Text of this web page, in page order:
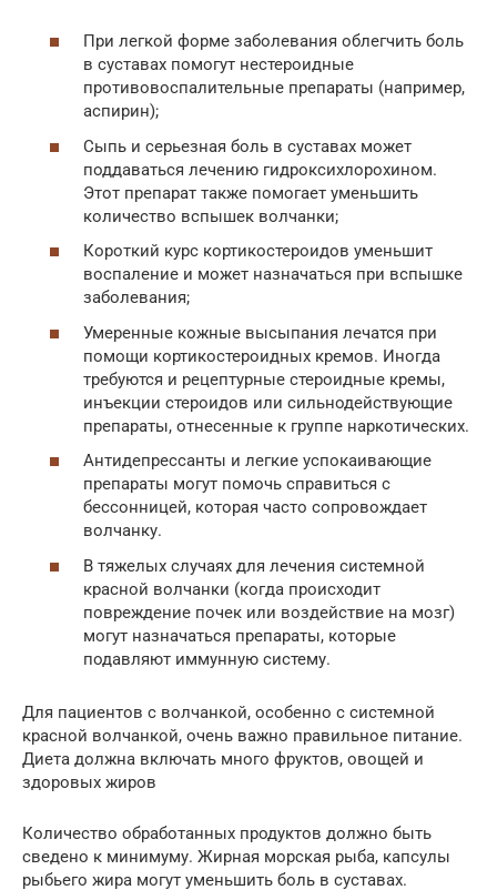
При легкой форме заболевания облегчить боль
в суставах помогут нестероидные
противовоспалительные препараты (например,
аспирин);
Сыпь и серьезная боль в суставах может
поддаваться лечению гидроксихлорохином.
Этот препарат также помогает уменьшить
количество вспышек волчанки;
Короткий курс кортикостероидов уменьшит
воспаление и может назначаться при вспышке
заболевания;
Умеренные кожные высыпания лечатся при
помощи кортикостероидных кремов. Иногда
требуются и рецептурные стероидные кремы,
инъекции стероидов или сильнодействующие
препараты, отнесенные к группе наркотических.
Антидепрессанты и легкие успокаивающие
препараты могут помочь справиться с
бессонницей, которая часто сопровождает
волчанку.
В тяжелых случаях для лечения системной
красной волчанки (когда происходит
повреждение почек или воздействие на мозг)
могут назначаться препараты, которые
подавляют иммунную систему.
Для пациентов с волчанкой, особенно с системной
красной волчанкой, очень важно правильное питание.
Диета должна включать много фруктов, овощей и
здоровых жиров
Количество обработанных продуктов должно быть
сведено к минимуму. Жирная морская рыба, капсулы
рыбьего жира могут уменьшить боль в суставах.